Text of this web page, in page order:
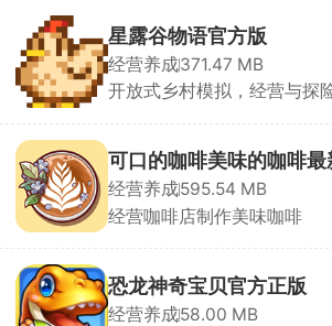
星露谷物语官方版
经营养成371.47 MB
开放式乡村模拟，经营与探
可口的咖啡美味的咖啡最
经营养成595.54 MB
经营咖啡店制作美味咖啡
恐龙神奇宝贝官方正版
经营养成58.00 MB